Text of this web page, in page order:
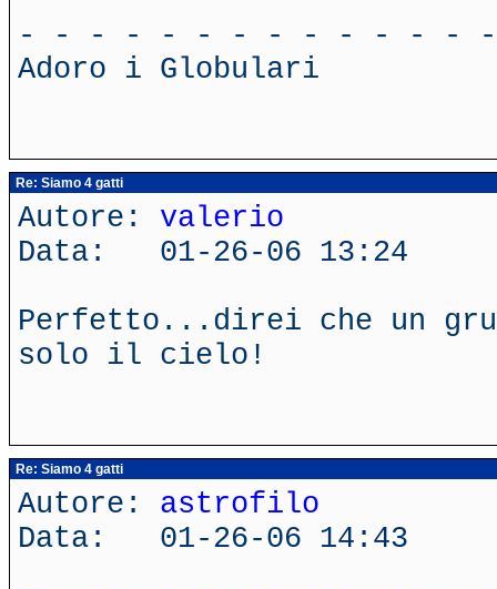
- - - - - - - - - - - - -
Adoro i Globulari
Re: Siamo 4 gatti
Autore: valerio
Data: 01-26-06 13:24
Perfetto...direi che un
solo il cielo!
Re: Siamo 4 gatti
Autore: astrofilo
Data: 01-26-06 14:43